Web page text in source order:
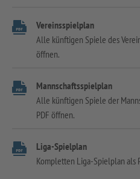
Vereinsspielplan
Alle künftigen Spiele des
öffnen.
Mannschaftsspielplan
Alle künftigen Spiele der
PDF öffnen.
Liga-Spielplan
Kompletten Liga-Spielplan als